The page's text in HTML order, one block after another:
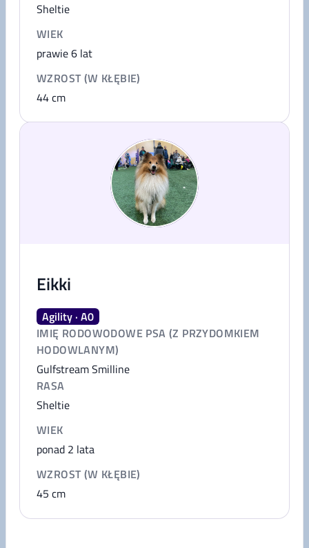
Sheltie
WIEK
prawie 6 lat
WZROST (W KŁĘBIE)
44cm
Eikki
Agility · A0
IMIĘ RODOWODOWE PSA (Z PRZYDOMKIEM
HODOWLANYM)
Gulfstream Smilline
RASA
Sheltie
WIEK
ponad 2 lata
WZROST (W KŁĘBIE)
45 cm